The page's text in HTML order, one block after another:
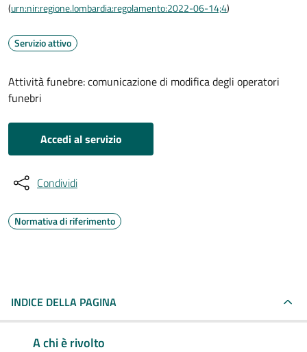
(urn:nir:regione.lombardia:regolamento:2022-06-14;4)
Servizio attivo
Attività funebre: comunicazione di modifica degli operatori
funebri
Accedi al servizio
Condividi
Normativa di riferimento
INDICE DELLA PAGINA
A chi è rivolto